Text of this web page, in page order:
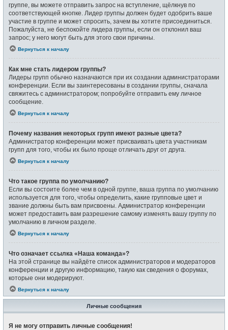
группе, вы можете отправить запрос на вступление, щёлкнув по
соответствующей кнопке. Лидер группы должен будет одобрить ваше
участие в группе и может спросить, зачем вы хотите присоединиться.
Пожалуйста, не беспокойте лидера группы, если он отклонил ваш
запрос; у него могут быть для этого свои причины.
Вернуться к началу
Как мне стать лидером группы?
Лидеры групп обычно назначаются при их создании администраторами
конференции. Если вы заинтересованы в создании группы, сначала
свяжитесь с администратором; попробуйте отправить ему личное
сообщение.
Вернуться к началу
Почему названия некоторых групп имеют разные цвета?
Администратор конференции может присваивать цвета участникам
групп для того, чтобы их было проще отличать друг от друга.
Вернуться к началу
Что такое группа по умолчанию?
Если вы состоите более чем в одной группе, ваша группа по умолчанию
используется для того, чтобы определить, какие групповые цвет и
звание должны быть вам присвоены. Администратор конференции
может предоставить вам разрешение самому изменять вашу группу по
умолчанию в личном разделе.
Вернуться к началу
Что означает ссылка «Наша команда»?
На этой странице вы найдёте список администраторов и модераторов
конференции и другую информацию, такую как сведения о форумах,
которые они модерируют.
Вернуться к началу
Личные сообщения
Я не могу отправить личные сообщения!